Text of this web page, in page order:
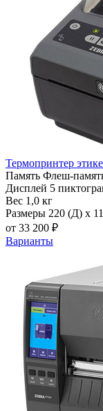
Термопринтер
Память Флеш-
Дисплей 5
Вес 1,0 кг
Размеры 220 (Д) x
от 33 200 ₽
Варианты